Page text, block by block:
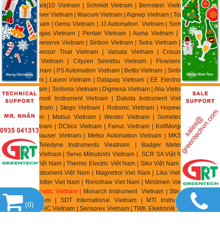
Vietnam | Mark|10 Vietnam | Schmidt Vietnam | Bernstein Vietnam | Celduc
Vietnam | Univer Vietnam | Waicom Vietnam | Aignep Vietnam | Top Air Vietnam
| Burket Vietnam |Gemu Vietnam | JJ Automation Vietnam | Somas Vietnam |
Delta Elektrogas Vietnam | Pentair Vietnam | Auma Vietnam | Sipos Artorik
Vietnam | Flowserve Vietnam | Sinbon Vietnam | Setra Vietnam | Yottacontrok
Vietnam | Sensor Tival Vietnam | Vaisala Vietnam | Crouzet Vietnam |
RheinTacho Vietnam | Cityzen Seimitsu Vietnam | Flowserve Vietnam |
Greatork Vietnam | PS Automation Vietnam | Bettis Vietnam | Sinbon Vietnam |
Setra Vietnam | Laurel Vietnam | Datapaq Vietnam | EE Electronik Vietnam |
Banico Vietnam | Sinfonia Vietnam | Digmesa Vietnam | Alia Vietnam | Flowline
Vietnam | Brook Instrument Vietnam | Dakota Instrument Vietnam | Diehl
Metering Vietnam | Stego Vietnam | Rotronic Vietnam | Hopeway Vietnam |
Beko Vietnam | Matsui Vietnam | Westec Vietnam | Sometech Vietnam |
Offshore Vietnam | DCbox Vietnam | Fanuc Vietnam | KollMorgen Vietnam |
Endress & Hauser Vietnam | Metso Automation Vietnam | MKS Instruments
Vietnam | Teledyne Instruments Vieatnam | Badger Meter Vietnam |
Hirschmann Vietnam | Servo Mitsubishi Vietnam | SCR SA Việt Nam | Biotech
Flow Meter Việt Nam | Thermo Electric Việt Nam | Siko Việt Nam | Klinger Việt
Nam | HK Instrument Việt Nam | Magnetrol Viet Nam | Lika Viet Nam | Setra
Viet Nam | Kistler Viet Nam | Renishaw Viet Nam | Mindmen Vietnam |Airtac
| Gimatic Vietnam | Monarch Instrument Vietnam | Stauff Vietnam |
Burster Vietnam | SDT International Vietnam | MTI Instrument Vietnam
| Zhuzhou CRRC Vietnam | Sensorex Vietnam | TWK Elektronik Vietnam | ASC
(0)